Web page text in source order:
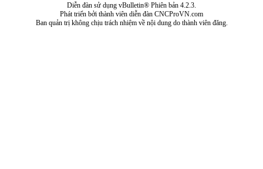
Diễn đàn sử dụng vBulletin® Phiên bản 4.2.3.
Phát triển bởi thành viên diễn đàn CNCProVN.com
Ban quản trị không chịu trách nhiệm về nội dung do thành viên đăng.